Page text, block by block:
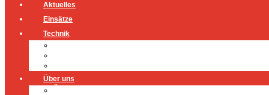
Aktuelles
Einsätze
Technik
Über uns